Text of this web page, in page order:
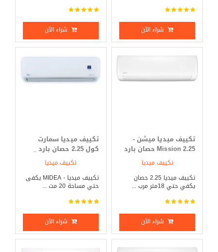
شراء الآن شراء الآن
تكييف ميديا ميشن -
Mission 2.25 حصان بارد
_ ساخنتكييف ميديا
تكييف ميديا 2.25 حصان
يكفي حتي 18متر مرب ...
شراء الآن
تكييف ميديا سمارت
كول 2.25 حصان بارد _
تكييف ميديا
تكييف ميديا - MIDEA يكفى
حتي مساحة 20 مت ...
شراء الآن